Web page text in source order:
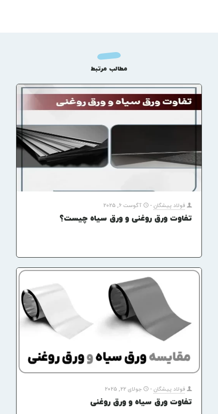
مطالب مرتبط
فولاد پیشگان - آگوست 6, 2025
تفاوت ورق روغنی و ورق سیاه چیست؟
فولاد پیشگان - جولای 22, 2025
تفاوت ورق سیاه و ورق روغنی